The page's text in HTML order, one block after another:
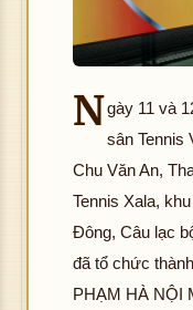
Ngày 11 và
sân Tennis
Chu Văn An,
Tennis Xala,
Đông, Câu lạc
đã tổ chức
PHẠM HÀ NỘI